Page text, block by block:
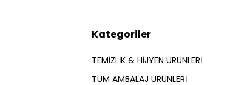
Kategoriler
TEMİZLİK & HİJYEN ÜRÜNLERİ
TÜM AMBALAJ ÜRÜNLERİ